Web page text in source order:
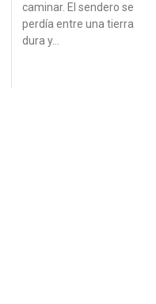
caminar. El sendero se
perdía entre una tierra
dura y…